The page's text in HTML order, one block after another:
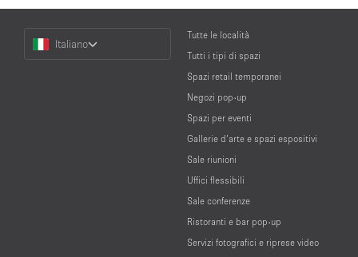
Language
Italiano
Tutte le località
Tutti i tipi di spazi
Spazi retail temporanei
Negozi pop-up
Spazi per eventi
Gallerie d’arte e spazi espositivi
Sale riunioni
Uffici flessibili
Sale conferenze
Ristoranti e bar pop-up
Servizi fotografici e riprese video